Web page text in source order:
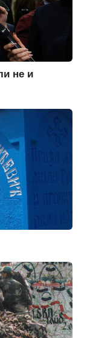
не и